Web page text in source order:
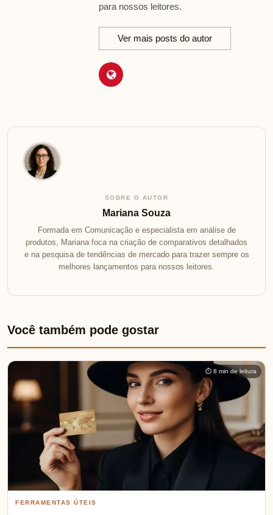
para nossos leitores.
Ver mais posts do autor
SOBRE O AUTOR
Mariana Souza
Formada em Comunicação e especialista em análise de
produtos, Mariana foca na criação de comparativos detalhados
e na pesquisa de tendências de mercado para trazer sempre os
melhores lançamentos para nossos leitores.
Você também pode gostar
⏱ 8 min de leitura
FERRAMENTAS ÚTEIS